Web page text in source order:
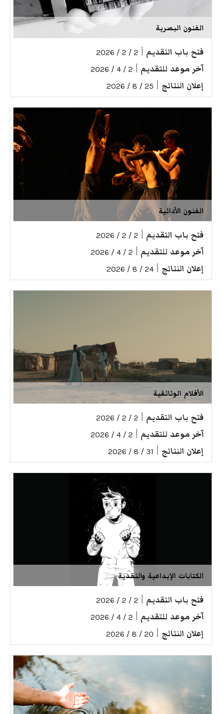
الفنون البصرية
فتح باب التقديم 2 / 2 / 2026
آخر موعد للتقديم 2 / 4 / 2026
إعلان النتائج 25 / 8 / 2026
الفنون الأدائية
فتح باب التقديم 2 / 2 / 2026
آخر موعد للتقديم 2 / 4 / 2026
إعلان النتائج 24 / 8 / 2026
الأفلام الوثائقية
فتح باب التقديم 2 / 2 / 2026
آخر موعد للتقديم 2 / 4 / 2026
إعلان النتائج 31 / 8 / 2026
الكتابات الإبداعية والنقدية
فتح باب التقديم 2 / 2 / 2026
آخر موعد للتقديم 2 / 4 / 2026
إعلان النتائج 20 / 8 / 2026